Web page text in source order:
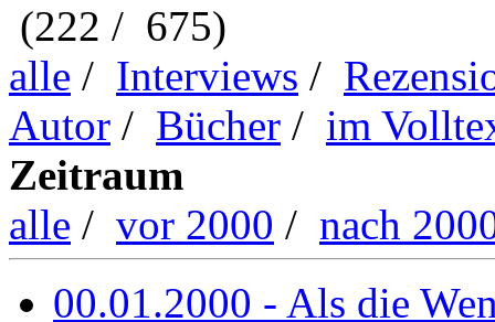
(222 / 675)
alle / Interviews /
Autor / Bücher / im
Zeitraum
alle / vor 2000 / nach
00.01.2000 - Als die